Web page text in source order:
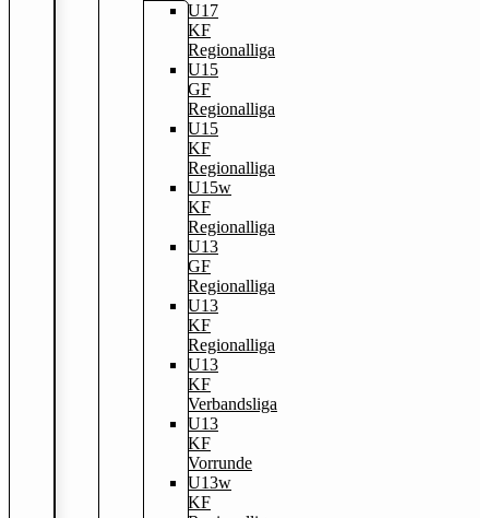
U17
KF
Regionalliga
U15
GF
Regionalliga
U15
KF
Regionalliga
U15w
KF
Regionalliga
U13
GF
Regionalliga
U13
KF
Regionalliga
U13
KF
Verbandsliga
U13
KF
Vorrunde
U13w
KF